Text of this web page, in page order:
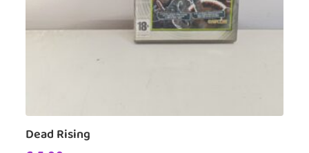
Dead Rising